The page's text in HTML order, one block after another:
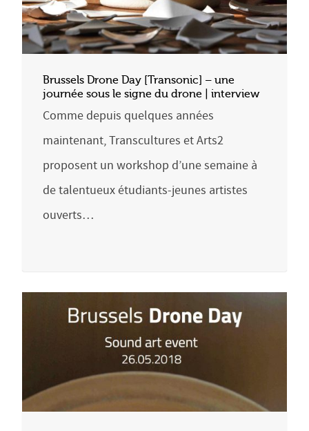
Brussels Drone Day [Transonic] – une
journée sous le signe du drone | interview
Comme depuis quelques années
maintenant, Transcultures et Arts2
proposent un workshop d’une semaine à
de talentueux étudiants-jeunes artistes
ouverts…